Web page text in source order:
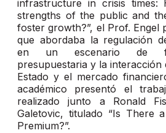
infrastructure in crisis
strengths of the public and
foster growth?”, el Prof. Engel
que abordaba la regulación
en un escenario de
presupuestaria y la interacción
Estado y el mercado
académico presentó el
realizado junto a Ronald
Galetovic, titulado “Is There
Premium?”.